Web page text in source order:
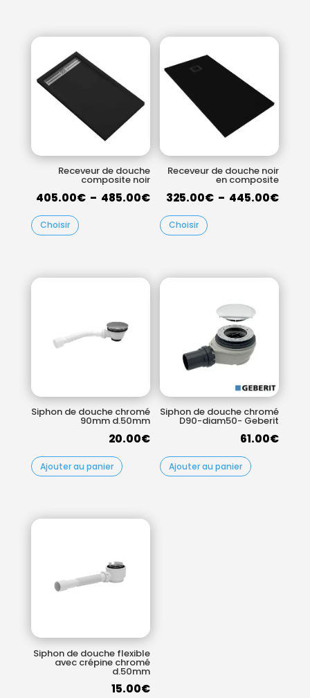
485.00€
Receveur de douche
composite noir
405.00€ – 485.00€Plage
de
prix :
485.00€
Choisir
Receveur de douche noir
en composite
325.00€ – 445.00€
Choisir
Siphon de douche chromé
90mm d.50mm
20.00€
Ajouter au panier
Siphon de douche chromé
D90-diam50- Geberit
61.00€
Ajouter au panier
Siphon de douche flexible
avec crépine chromé
d.50mm
15.00€